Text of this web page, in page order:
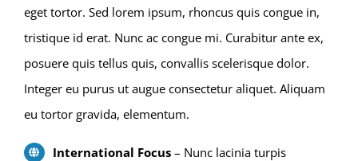
eget tortor. Sed lorem ipsum, rhoncus quis congue in,
tristique id erat. Nunc ac congue mi. Curabitur ante ex,
posuere quis tellus quis, convallis scelerisque dolor.
Integer eu purus ut augue consectetur aliquet. Aliquam
eu tortor gravida, elementum.
International Focus – Nunc lacinia turpis